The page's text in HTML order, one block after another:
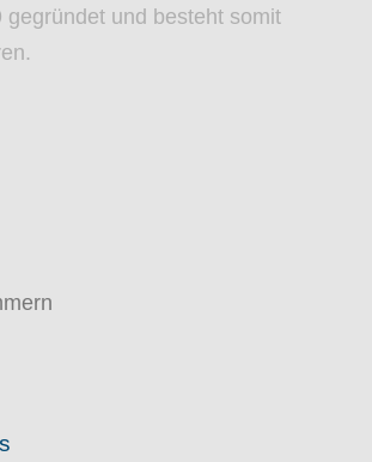
gegründet und besteht somit